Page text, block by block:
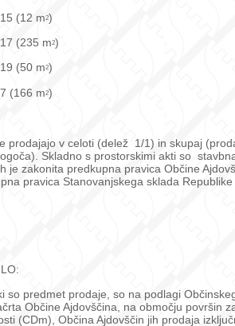
(12 m2)
(235 m2)
(50 m2)
(166 m2)
prodajajo v celoti (delež 1/1) in skupaj
Skladno s prostorskimi akti so
je zakonita predkupna pravica Občine
pravica Stanovanjskega sklada Republike
so predmet prodaje, so na podlagi
Občine Ajdovščina, na območju površin
(CDm), Občina Ajdovščin jih prodaja